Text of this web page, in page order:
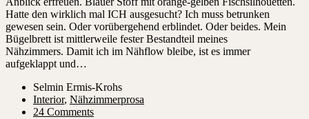
Hatte den wirklich mal ICH ausgesucht? Ich muss betrunken
gewesen sein. Oder vorübergehend erblindet. Oder beides. Mein
Bügelbrett ist mittlerweile fester Bestandteil meines
Nähzimmers. Damit ich im Nähflow bleibe, ist es immer
aufgeklappt und…
Selmin Ermis-Krohs
Interior, Nähzimmerprosa
24 Comments